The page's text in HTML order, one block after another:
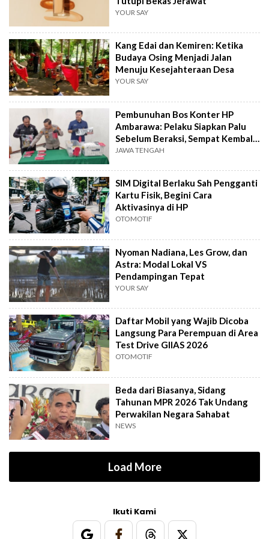
YOUR SAY
Kang Edai dan Kemiren: Ketika
Budaya Osing Menjadi Jalan
Menuju Kesejahteraan Desa
YOUR SAY
Pembunuhan Bos Konter HP
Ambarawa: Pelaku Siapkan Palu
Sebelum Beraksi, Sempat Kembali
Datangi TKP
JAWA TENGAH
SIM Digital Berlaku Sah Pengganti
Kartu Fisik, Begini Cara
Aktivasinya di HP
OTOMOTIF
Nyoman Nadiana, Les Grow, dan
Astra: Modal Lokal VS
Pendampingan Tepat
YOUR SAY
Daftar Mobil yang Wajib Dicoba
Langsung Para Perempuan di Area
Test Drive GIIAS 2026
OTOMOTIF
Beda dari Biasanya, Sidang
Tahunan MPR 2026 Tak Undang
Perwakilan Negara Sahabat
NEWS
Load More
Ikuti Kami